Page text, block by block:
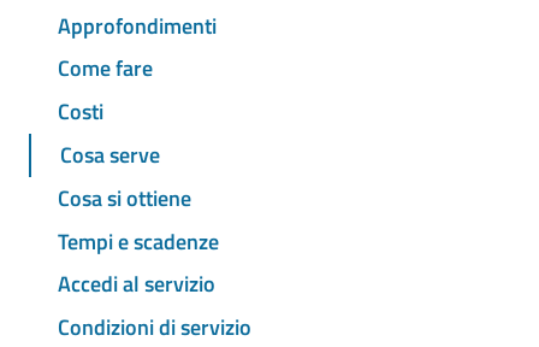
Approfondimenti
Come fare
Costi
Cosa serve
Cosa si ottiene
Tempi e scadenze
Accedi al servizio
Condizioni di servizio